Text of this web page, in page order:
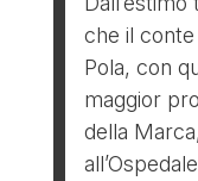
che il conte
Pola, con
maggior
della